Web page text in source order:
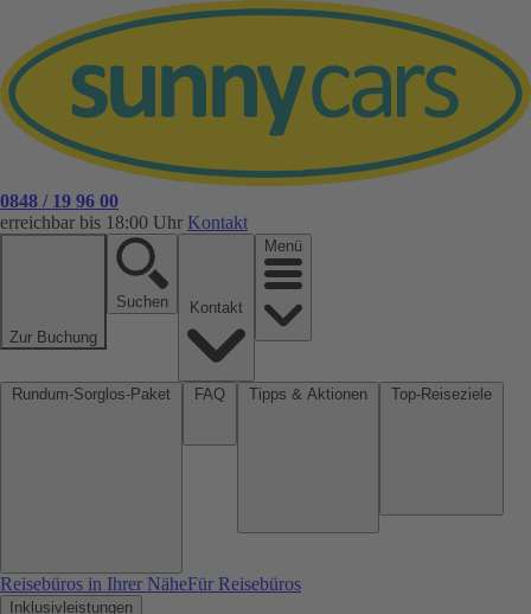
0848 / 19 96 00
erreichbar bis 18:00 Uhr Kontakt
Zur Buchung
Suchen
Menü
Reisebüros in Ihrer NäheFür Reisebüros
Inklusivleistungen